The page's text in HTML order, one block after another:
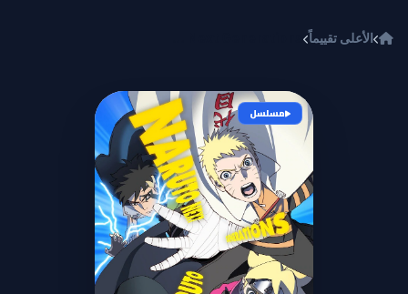
الأعلى تقييماً
مسلسل